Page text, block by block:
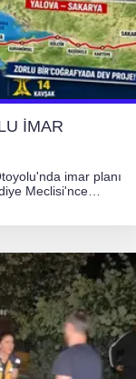
İMAR
imar planı
Meclisi'nce